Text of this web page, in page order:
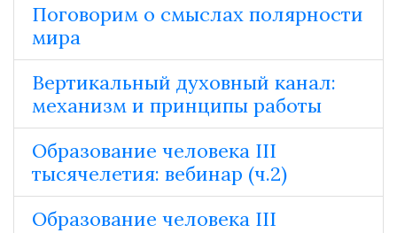
Поговорим о смыслах полярности
мира
Вертикальный духовный канал:
механизм и принципы работы
Образование человека III
тысячелетия: вебинар (ч.2)
Образование человека III